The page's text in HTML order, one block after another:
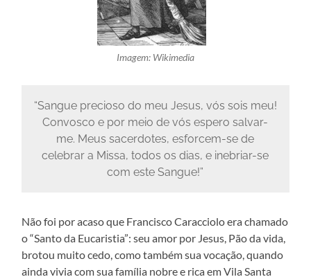
Imagem: Wikimedia
“Sangue precioso do meu Jesus, vós sois meu!
Convosco e por meio de vós espero salvar-
me. Meus sacerdotes, esforcem-se de
celebrar a Missa, todos os dias, e inebriar-se
com este Sangue!”
Não foi por acaso que Francisco Caracciolo era chamado
o “Santo da Eucaristia”: seu amor por Jesus, Pão da vida,
brotou muito cedo, como também sua vocação, quando
ainda vivia com sua família nobre e rica em Vila Santa